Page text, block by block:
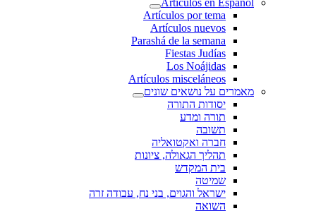
Artículos en Español
Artículos por tema
Artículos nuevos
Parashá de la semana
Fiestas Judías
Los Noájidas
Artículos misceláneos
מאמרים על נושאים שונים
יסודות התורה
תורה ומדע
תשובה
חברה ואקטואליה
תהליך הגאולה, ציונות
בית המקדש
שמיטה
ישראל והגוים, בני נח, עבודה זרה
השואה